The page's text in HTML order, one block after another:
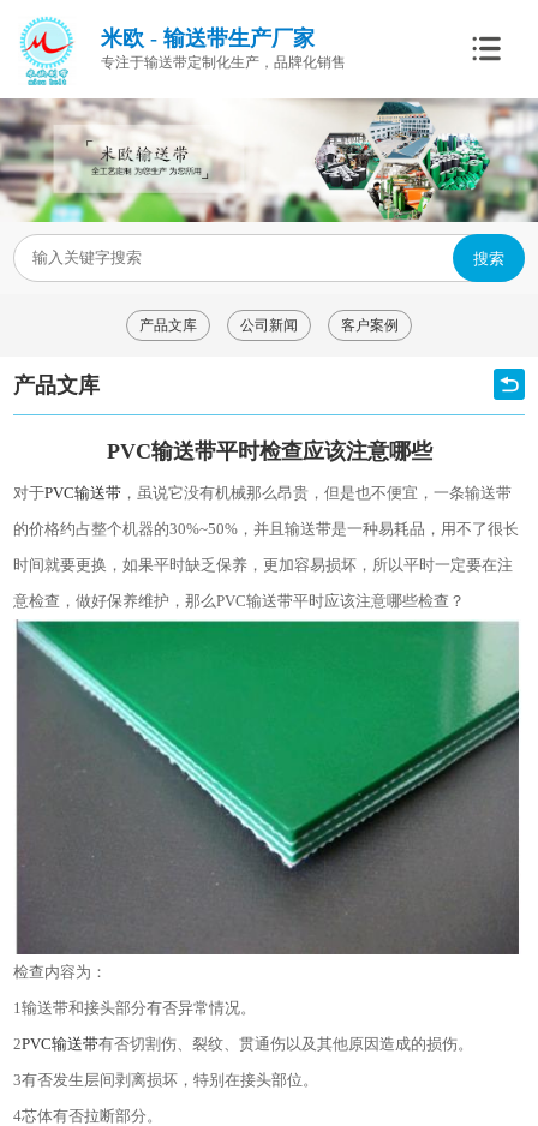
米欧 - 输送带生产厂家
专注于输送带定制化生产，品牌化销售
搜索
产品文库 公司新闻 客户案例
产品文库
PVC输送带平时检查应该注意哪些
对于PVC输送带 ，虽说它没有机械那么昂贵，但是也不便宜，一条输送带
的价格约占整个机器的30%~50% ，并且输送带是一种易耗品，用不了很长
时间就要更换，如果平时缺乏保养，更加容易损坏，所以平时一定要在注
意检查，做好保养维护，那么PVC输送带平时应该注意哪些检查？
检查内容为：
1输送带和接头部分有否异常情况。
2PVC输送带有否切割伤、裂纹、贯通伤以及其他原因造成的损伤。
3有否发生层间剥离损坏，特别在接头部位。
4芯体有否拉断部分。